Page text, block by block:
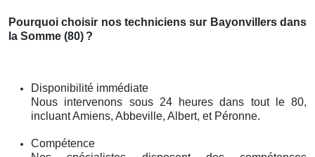
Pourquoi choisir nos techniciens sur Bayonvillers dans
la Somme (80) ?
Disponibilité immédiate
Nous intervenons sous 24 heures dans tout le 80,
incluant Amiens, Abbeville, Albert, et Péronne.
Compétence